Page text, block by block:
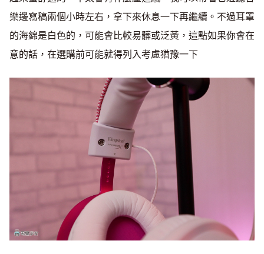
樂邊寫稿兩個小時左右，拿下來休息一下再繼續。不過耳罩
的海綿是白色的，可能會比較易髒或泛黃，這點如果你會在
意的話，在選購前可能就得列入考慮猶豫一下